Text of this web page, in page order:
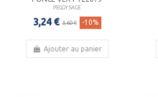
PEGGY SAGE
3,24 € 3,60 € -10%
Ajouter au panier